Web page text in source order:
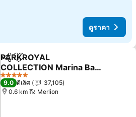
ดูราคา
แชร์ เพิ่มในรายการโปรด
PARKROYAL
COLLECTION Marina Bay,
Singapore
ดูราคา
5 ดาว
9.0 ดีเลิศ
37,105
0.6 km ถึง Merlion